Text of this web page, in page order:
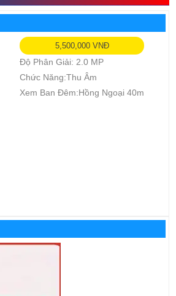
5,500,000 VNĐ
Độ Phân Giải: 2.0 MP
Chức Năng:Thu Âm
Xem Ban Đêm:Hồng Ngoại 40m